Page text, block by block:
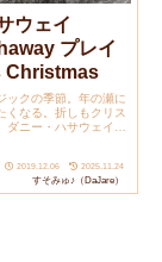
ウェイ
プレイ
Christmas
ックの季節。年の瀬に
くなる。折しもクリス
ダニー・ハサウェイ
2019.12.06 2025.11.24
すそみゅ♪（DaJare）